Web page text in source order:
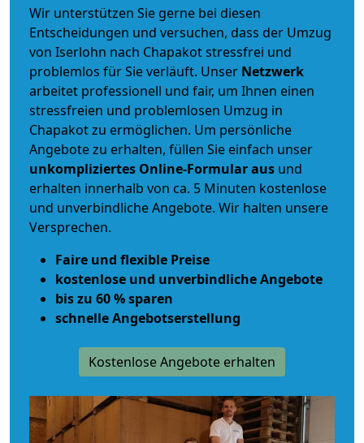
Wir unterstützen Sie gerne bei diesen
Entscheidungen und versuchen, dass der Umzug
von Iserlohn nach Chapakot stressfrei und
problemlos für Sie verläuft. Unser Netzwerk
arbeitet professionell und fair, um Ihnen einen
stressfreien und problemlosen Umzug in
Chapakot zu ermöglichen. Um persönliche
Angebote zu erhalten, füllen Sie einfach unser
unkompliziertes Online-Formular aus und
erhalten innerhalb von ca. 5 Minuten kostenlose
und unverbindliche Angebote. Wir halten unsere
Versprechen.
Faire und flexible Preise
kostenlose und unverbindliche Angebote
bis zu 60 % sparen
schnelle Angebotserstellung
Kostenlose Angebote erhalten